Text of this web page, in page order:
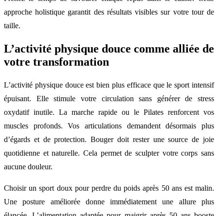
approche holistique garantit des résultats visibles sur votre tour de
taille.
L’activité physique douce comme alliée de
votre transformation
L’activité physique douce est bien plus efficace que le sport intensif
épuisant. Elle stimule votre circulation sans générer de stress
oxydatif inutile. La marche rapide ou le Pilates renforcent vos
muscles profonds. Vos articulations demandent désormais plus
d’égards et de protection. Bouger doit rester une source de joie
quotidienne et naturelle. Cela permet de sculpter votre corps sans
aucune douleur.
Choisir un sport doux pour perdre du poids après 50 ans est malin.
Une posture améliorée donne immédiatement une allure plus